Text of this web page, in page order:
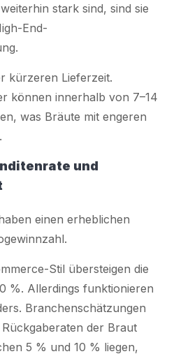
stark sind, sind sie
End-
kürzeren Lieferzeit.
können innerhalb von 7–14
was Bräute mit engeren
und
einen erheblichen
Stil übersteigen die
%. Allerdings funktionieren
Branchenschätzungen
der Braut
5 % und 10 % liegen,